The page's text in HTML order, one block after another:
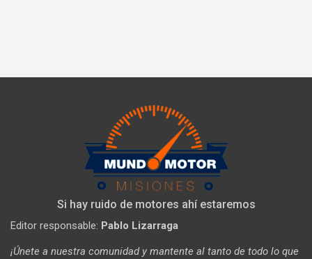
Si hay ruido de motores ahí estaremos
Editor responsable: Pablo Lizarraga
¡Únete a nuestra comunidad y mantente al tanto de todo lo que